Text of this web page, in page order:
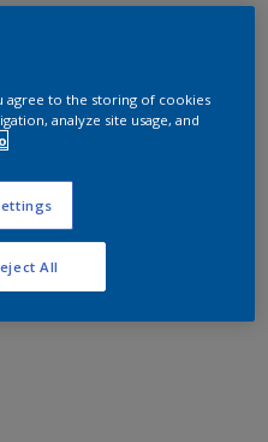
agree to the storing of cookies
analyze site usage, and
All